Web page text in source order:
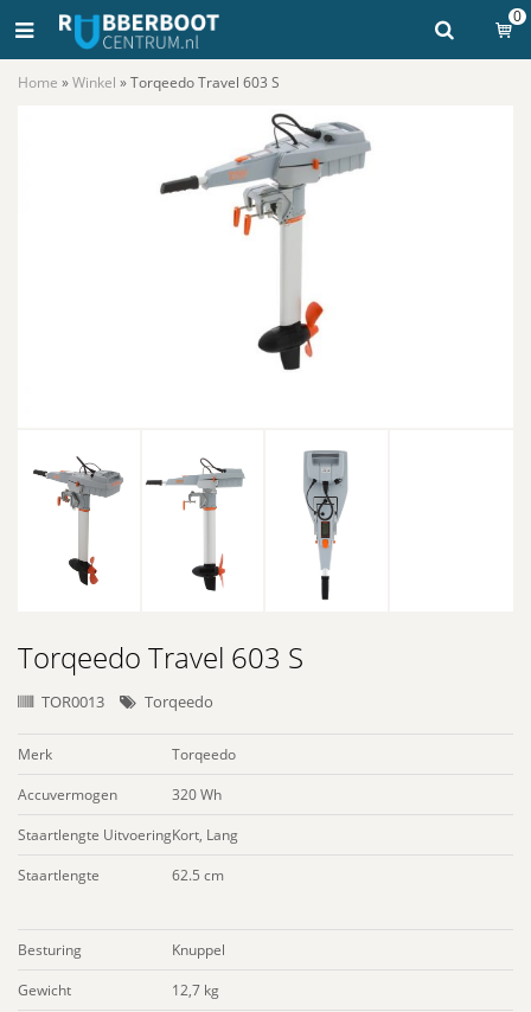
0
Home »Winkel »Torqeedo Travel 603 S
Torqeedo Travel 603 S
TOR0013 Torqeedo
Merk
Torqeedo
Accuvermogen
320 Wh
Staartlengte UitvoeringKort, Lang
Staartlengte
62.5 cm
Besturing
Knuppel
Gewicht
12,7 kg